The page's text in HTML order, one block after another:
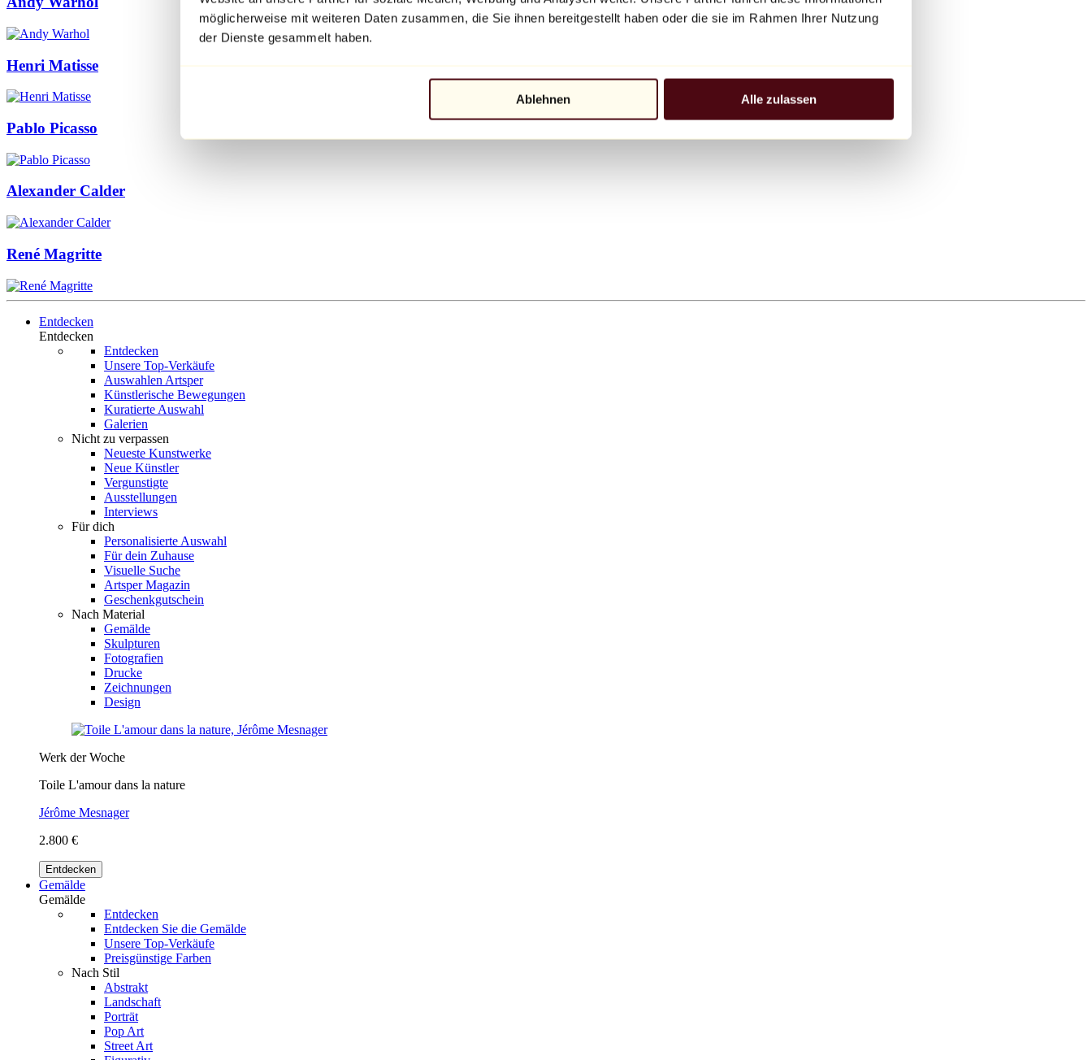
möglicherweise mit weiteren Daten zusammen, die Sie ihnen bereitgestellt haben oder die sie im Rahmen Ihrer Nutzung
der Dienste gesammelt haben.
Ablehnen Alle zulassen
Henri Matisse
Pablo Picasso
Alexander Calder
René Magritte
Entdecken
Entdecken
Entdecken
Unsere Top-Verkäufe
Auswahlen Artsper
Künstlerische Bewegungen
Kuratierte Auswahl
Galerien
Nicht zu verpassen
Neueste Kunstwerke
Neue Künstler
Vergunstigte
Ausstellungen
Interviews
Für dich
Personalisierte Auswahl
Für dein Zuhause
Visuelle Suche
Artsper Magazin
Geschenkgutschein
Nach Material
Gemälde
Skulpturen
Fotografien
Drucke
Zeichnungen
Design
Werk der Woche
Toile L'amour dans la nature
Jérôme Mesnager
2.800 €
Entdecken
Gemälde
Gemälde
Entdecken
Entdecken Sie die Gemälde
Unsere Top-Verkäufe
Preisgünstige Farben
Nach Stil
Abstrakt
Landschaft
Porträt
Pop Art
Street Art